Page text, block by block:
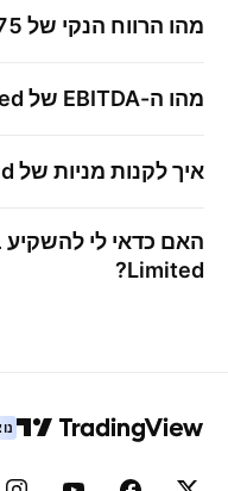
מהו הרווח הנקי של
מהו ה-EBITDA של
איך לקנות מניות של
האם כדאי לי להשקיע
Limited
?